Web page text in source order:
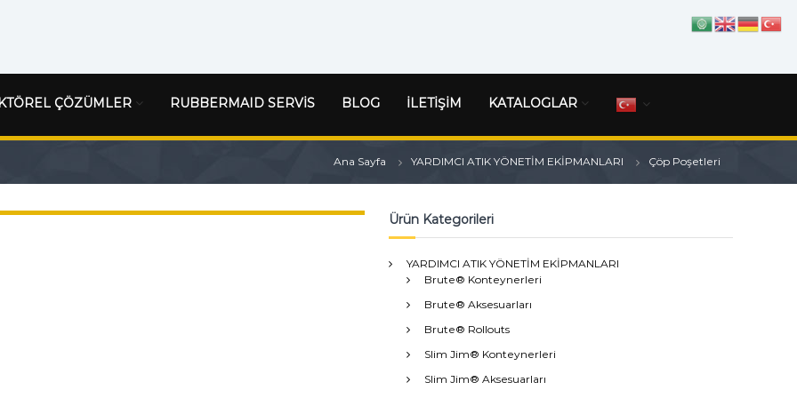
ÇÖZÜMLER RUBBERMAID SERVİS BLOG İLETİŞİM KATALOGLAR
Ana Sayfa YARDIMCI ATIK YÖNETİM EKİPMANLARI Çöp Poşetleri
Ürün Kategorileri
YARDIMCI ATIK YÖNETİM EKİPMANLARI
Brute® Konteynerleri
Brute® Aksesuarları
Brute® Rollouts
Slim Jim® Konteynerleri
Slim Jim® Aksesuarları